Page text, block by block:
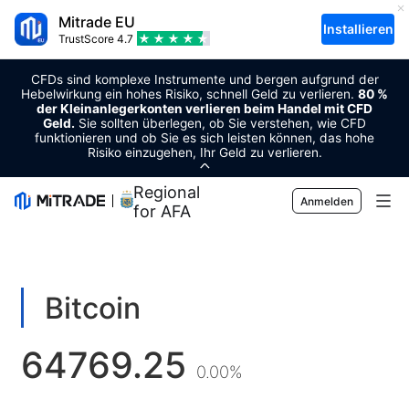
Mitrade EU
TrustScore 4.7
Installieren
CFDs sind komplexe Instrumente und bergen aufgrund der
Hebelwirkung ein hohes Risiko, schnell Geld zu verlieren. 80 %
der Kleinanlegerkonten verlieren beim Handel mit CFD
Geld. Sie sollten überlegen, ob Sie verstehen, wie CFD
funktionieren und ob Sie es sich leisten können, das hohe
Risiko einzugehen, Ihr Geld zu verlieren.
Regional Sponsor
for AFA
Anmelden
Forex
Rohstoffe
Kryptowährungen
Trading
Handelsplattform
Risikomanagement
Markt-Tools
Wirtschaftskalender
Bildung
Bitcoin
64769.25 0.00%